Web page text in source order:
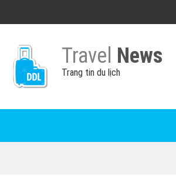
Travel News
Trang tin du lịch